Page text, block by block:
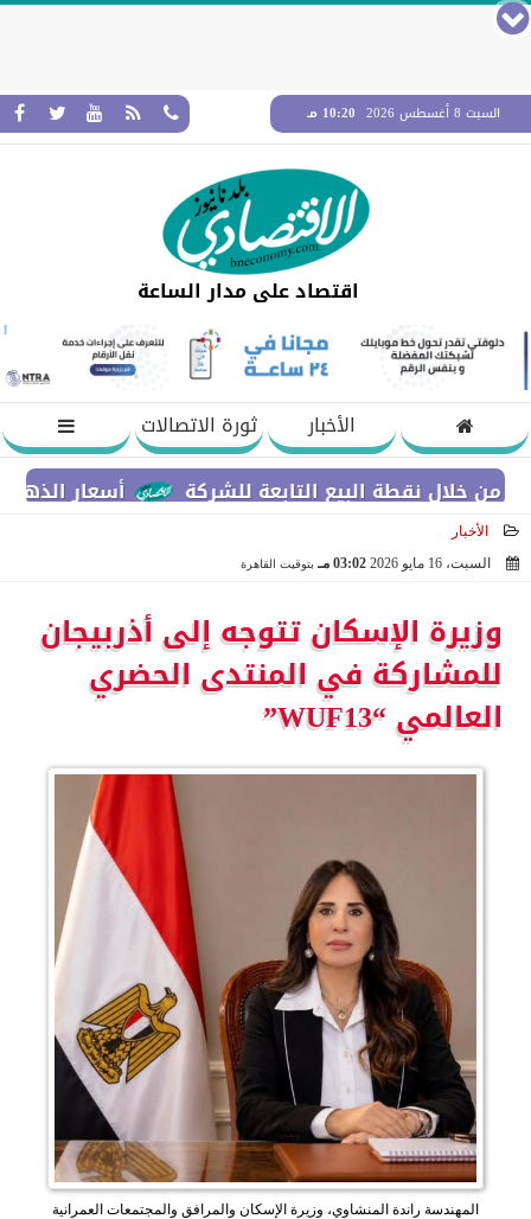
السبت 8 أغسطس 2026 10:20 مـ
اقتصاد على مدار الساعة
الأخبار
ثورة الاتصالات
أسعار الذهب ترتفع لأعلى مستوى في
نقطة البيع التابعة للشركة
الأخبار
السبت، 16 مايو 2026
03:02 مـ بتوقيت القاهرة
وزيرة الإسكان تتوجه إلى أذربيجان
للمشاركة في المنتدى الحضري
العالمي “WUF13”
المهندسة راندة المنشاوي، وزيرة الإسكان والمرافق والمجتمعات العمرانية